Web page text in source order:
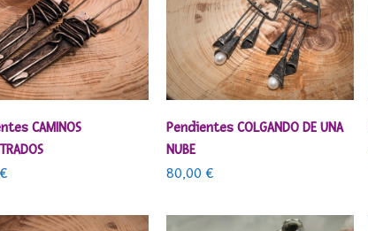
AÑADIR AL CARRITO
CAMINOS
€
AÑADIR AL CARRITO
Pendientes COLGANDO DE UNA
NUBE
80,00€